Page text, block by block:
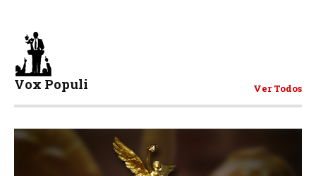
Vox Populi Ver Todos